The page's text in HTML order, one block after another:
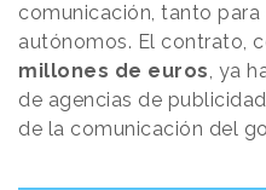
comunicación, tanto
autónomos. El contrato,
millones de euros, ya
de agencias de
de la comunicación del